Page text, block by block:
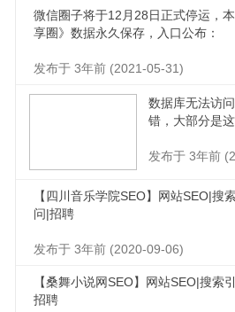
微信圈子将于12月28日正式停运，
享圈》数据永久保存，入口公布：
发布于 3年前 (2021-05-31)
数据库无法访
错，大部分是
发布于 3年前
【四川音乐学院SEO】网站SEO|搜
问|招聘
发布于 3年前 (2020-09-06)
【桑舞小说网SEO】网站SEO|搜索
招聘